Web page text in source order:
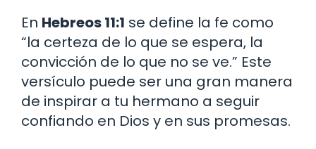
En Hebreos 11:1 se define la fe como
“la certeza de lo que se espera, la
convicción de lo que no se ve.” Este
versículo puede ser una gran manera
de inspirar a tu hermano a seguir
confiando en Dios y en sus promesas.